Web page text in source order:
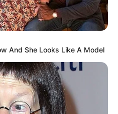
And She Looks Like A Model